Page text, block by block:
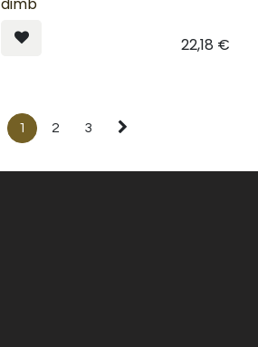
22,18 €
1 2 3